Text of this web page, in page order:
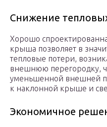
Снижение
Хорошо
крыша позволяет в
тепловые потери,
внешнюю перегородку,
уменьшенной внешней
к наклонной крыше и
Экономичное